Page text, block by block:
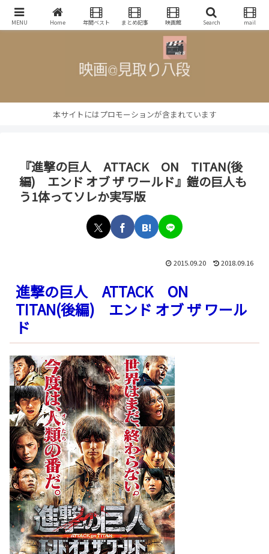
映画批評・レビューブログ
本サイトにはプロモーションが含まれています
『進撃の巨人 ATTACK ON TITAN(後
編) エンド オブ ザ ワールド』鎧の巨人も
う1体ってソレか実写版
2015.09.20 2018.09.16
進撃の巨人 ATTACK ON
TITAN(後編) エンド オブ ザ ワール
ド
MENU Home 年間ベスト まとめ記事 映画館 Search mail